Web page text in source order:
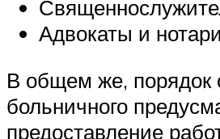
Адвокаты и
В общем же, порядок
больничного
предоставление